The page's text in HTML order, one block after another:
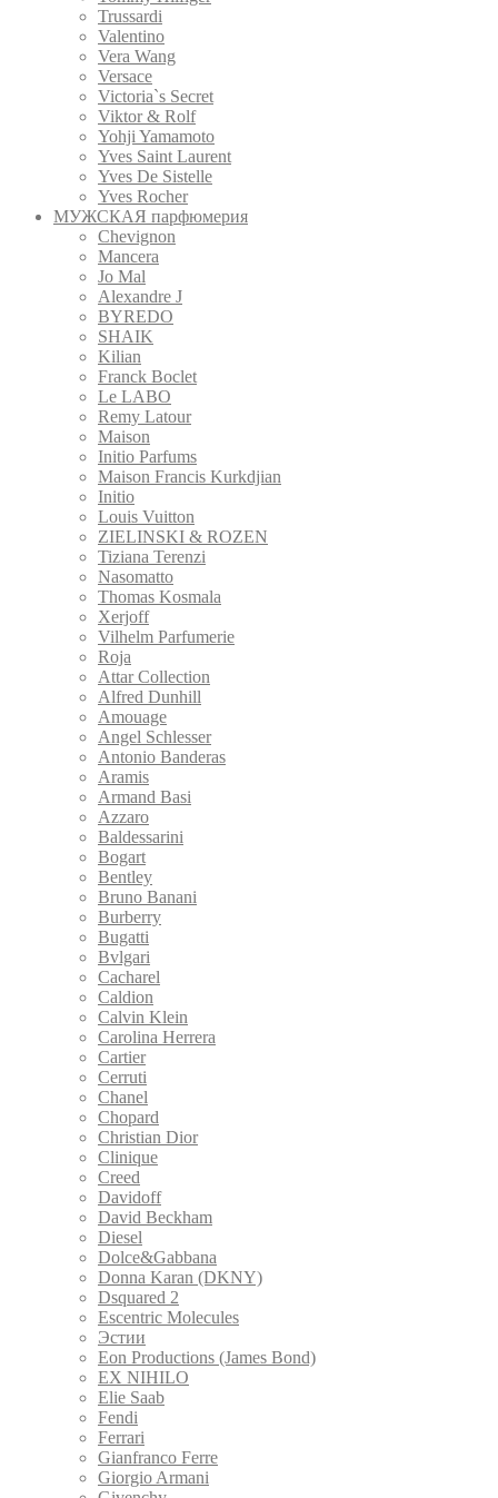
Trussardi
Valentino
Vera Wang
Versace
Victoria`s Secret
Viktor & Rolf
Yohji Yamamoto
Yves Saint Laurent
Yves De Sistelle
Yves Rocher
МУЖСКАЯ парфюмерия
Chevignon
Mancera
Jo Mal
Alexandre J
BYREDO
SHAIK
Kilian
Franck Boclet
Le LABO
Remy Latour
Maison
Initio Parfums
Maison Francis Kurkdjian
Initio
Louis Vuitton
ZIELINSKI & ROZEN
Tiziana Terenzi
Nasomatto
Thomas Kosmala
Xerjoff
Vilhelm Parfumerie
Roja
Attar Collection
Alfred Dunhill
Amouage
Angel Schlesser
Antonio Banderas
Aramis
Armand Basi
Azzaro
Baldessarini
Bogart
Bentley
Bruno Banani
Burberry
Bugatti
Bvlgari
Cacharel
Caldion
Calvin Klein
Carolina Herrera
Cartier
Cerruti
Chanel
Chopard
Christian Dior
Clinique
Creed
Davidoff
David Beckham
Diesel
Dolce&Gabbana
Donna Karan (DKNY)
Dsquared 2
Escentric Molecules
Эстии
Eon Productions (James Bond)
EX NIHILO
Elie Saab
Fendi
Ferrari
Gianfranco Ferre
Giorgio Armani